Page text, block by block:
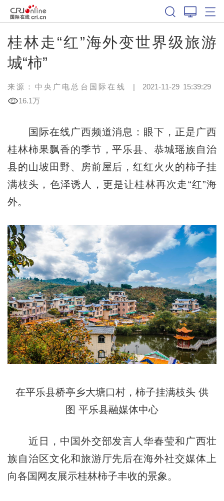
桂林走“红”海外变世界级旅游
城“柿”
来源：中央广电总台国际在线 | 2021-11-29 15:39:29
16.1万
国际在线广西频道消息：眼下，正是广西
桂林柿果飘香的季节，平乐县、恭城瑶族自治
县的山坡田野、房前屋后，红红火火的柿子挂
满枝头，色泽诱人，更是让桂林再次走“红”海
外。
在平乐县桥亭乡大塘口村，柿子挂满枝头 供
图 平乐县融媒体中心
近日，中国外交部发言人华春莹和广西壮
族自治区文化和旅游厅先后在海外社交媒体上
向各国网友展示桂林柿子丰收的景象。